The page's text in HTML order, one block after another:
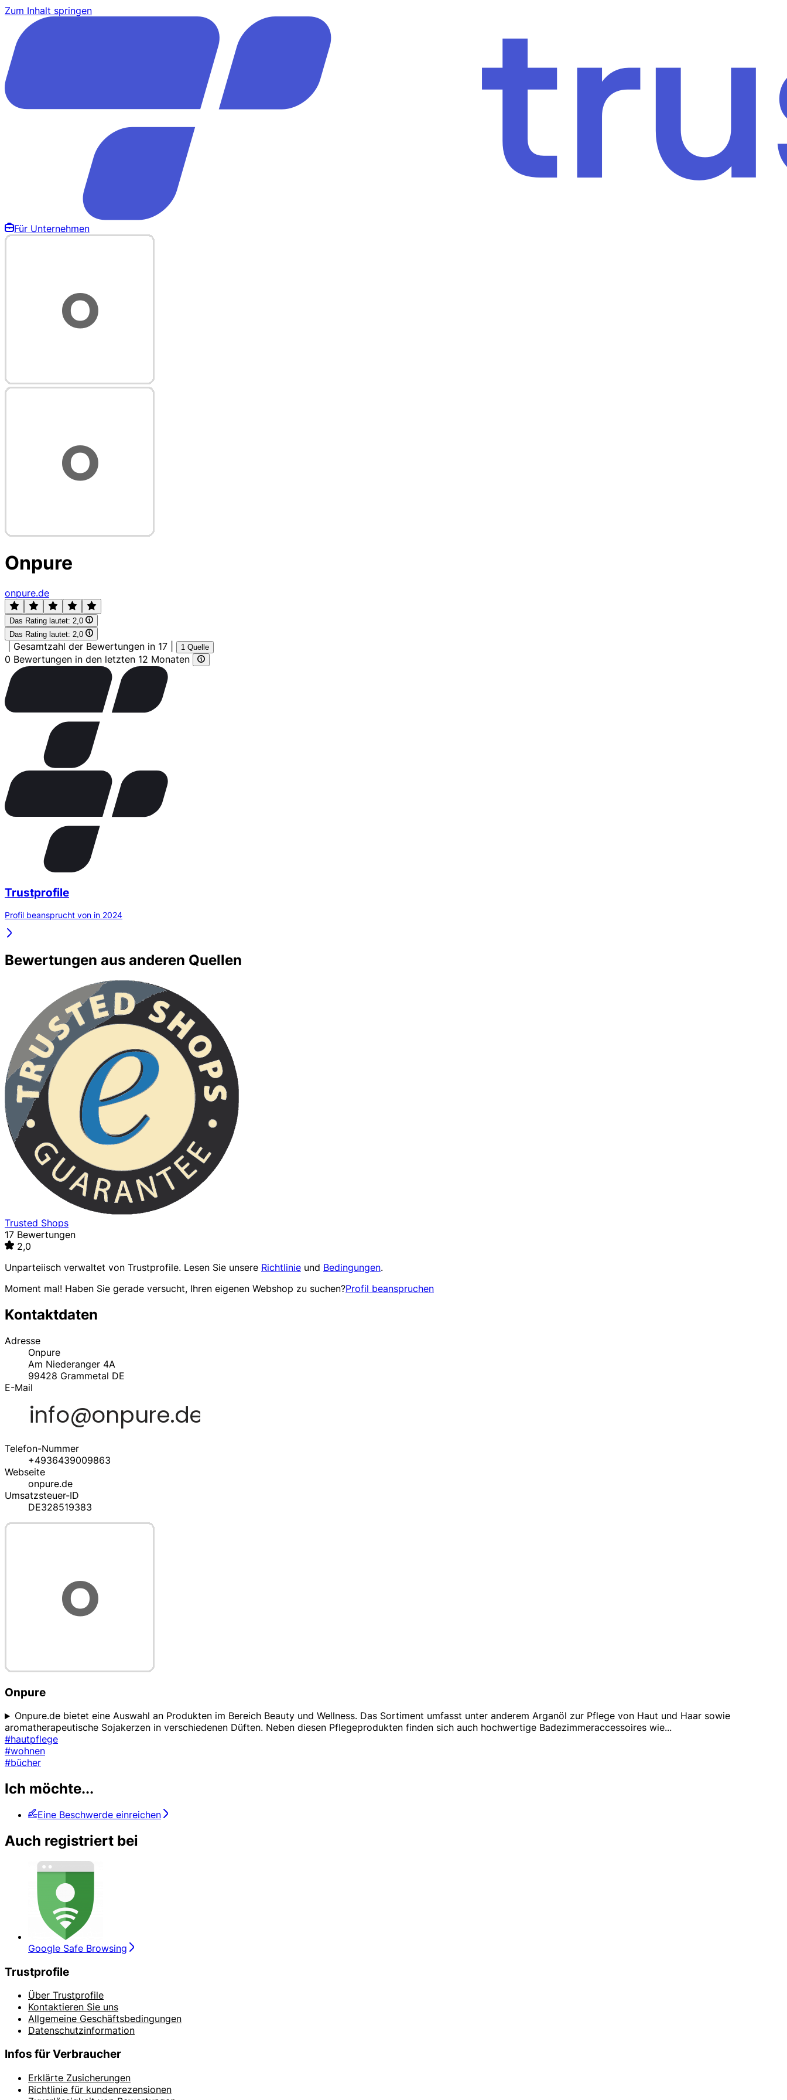
Zum Inhalt springen
Für Unternehmen
Onpure
onpure.de
Das Rating lautet: 2,0
Das Rating lautet: 2,0
Gesamtzahl der Bewertungen in 17 1 Quelle
0 Bewertungen in den letzten 12 Monaten
Trustprofile
Profil beansprucht von in 2024
Bewertungen aus anderen Quellen
Trusted Shops
17 Bewertungen
2,0
Unparteiisch verwaltet von Trustprofile. Lesen Sie unsere Richtlinie und Bedingungen.
Moment mal! Haben Sie gerade versucht, Ihren eigenen Webshop zu suchen?Profil beanspruchen
Kontaktdaten
Adresse
Onpure
Am Niederanger 4A
99428 Grammetal DE
E-Mail
Telefon-Nummer
+4936439009863
Webseite
onpure.de
Umsatzsteuer-ID
DE328519383
Onpure
Onpure.de bietet eine Auswahl an Produkten im Bereich Beauty und Wellness. Das Sortiment umfasst unter anderem Arganöl zur Pflege von Haut und Haar sowie
aromatherapeutische Sojakerzen in verschiedenen Düften. Neben diesen Pflegeprodukten finden sich auch hochwertige Badezimmeraccessoires wie...
#hautpflege
#wohnen
#bücher
Ich möchte...
Eine Beschwerde einreichen
Auch registriert bei
Google Safe Browsing
Trustprofile
Über Trustprofile
Kontaktieren Sie uns
Allgemeine Geschäftsbedingungen
Datenschutzinformation
Infos für Verbraucher
Erklärte Zusicherungen
Richtlinie für kundenrezensionen